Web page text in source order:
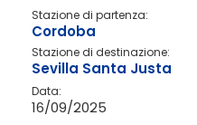
Stazione di partenza:
Cordoba
Stazione di destinazione:
Sevilla Santa Justa
Data:
16/09/2025